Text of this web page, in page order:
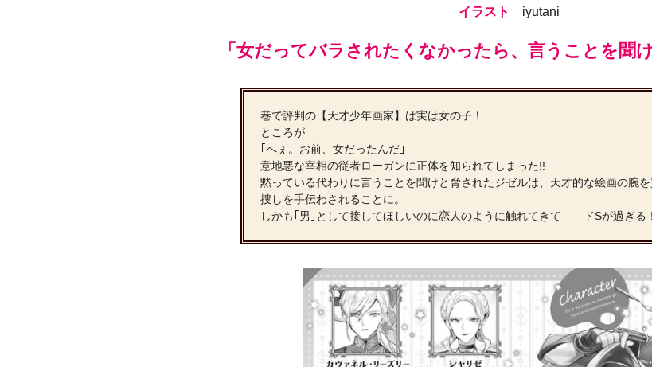
イラスト
iyutani
「女だってバラされたくなかったら、言うことを聞
巷で評判の【天才少年画家】は実は女の子！
ところが
｢へぇ。お前、女だったんだ｣
意地悪な宰相の従者ローガンに正体を知られてしまった!!
黙っている代わりに言うことを聞けと脅されたジゼルは、天才的な絵画の腕
捜しを手伝わされることに。
しかも｢男｣として接してほしいのに恋人のように触れてきて――ドSが過ぎる！